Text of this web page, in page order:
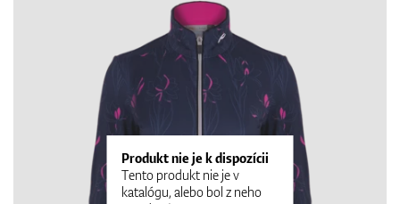
Značky
Palice
Produkt nie je k dispozícii
Tento produkt nie je v
katalógu, alebo bol z neho